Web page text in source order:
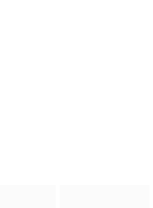
医疗救助。一路上，她
的四肢——的治疗方法，而一步步
，和父亲和解，自我成
最单纯的坚定，然而，在这个充满